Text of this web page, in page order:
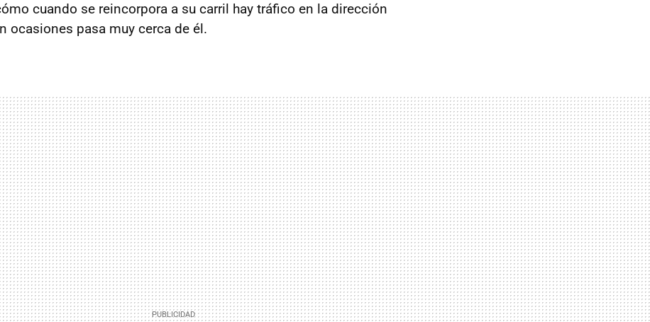
cuando se reincorpora a su carril hay tráfico en la dirección
ocasiones pasa muy cerca de él.